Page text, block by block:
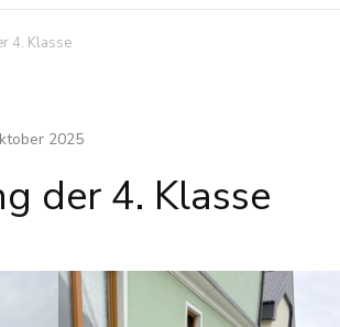
4. Klasse
2025
der 4. Klasse